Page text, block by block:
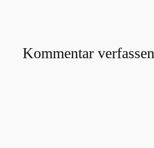
Kommentar verfassen